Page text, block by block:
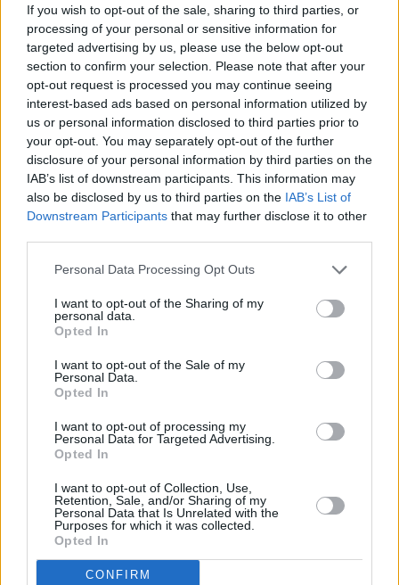
If you wish to opt-out of the sale, sharing to third parties, or
processing of your personal or sensitive information for
targeted advertising by us, please use the below opt-out
section to confirm your selection. Please note that after your
opt-out request is processed you may continue seeing
interest-based ads based on personal information utilized by
us or personal information disclosed to third parties prior to
your opt-out. You may separately opt-out of the further
disclosure of your personal information by third parties on the
IAB’s list of downstream participants. This information may
also be disclosed by us to third parties on the IAB’s List of
Downstream Participants that may further disclose it to other
Personal Data Processing Opt Outs
I want to opt-out of the Sharing of my
personal data.
Opted In
I want to opt-out of the Sale of my
Personal Data.
Opted In
I want to opt-out of processing my
Personal Data for Targeted Advertising.
Opted In
I want to opt-out of Collection, Use,
Retention, Sale, and/or Sharing of my
Personal Data that Is Unrelated with the
Purposes for which it was collected.
Opted In
CONFIRM